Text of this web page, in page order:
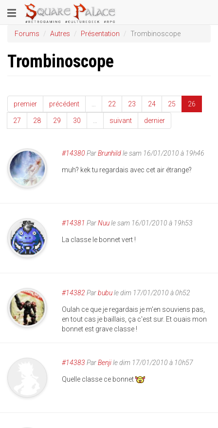
au
contenu
principal
Toggle
navigation
Forums Autres Présentation Trombinoscope
Trombinoscope
premier précédent 22 23 24 25 26
27 28 29 30 suivant dernier
#14380 ParBrunhildle sam 16/01/2010 à 19h46
muh? kek tu regardais avec cet air étrange?
#14381 ParNuule sam 16/01/2010 à 19h53
La classe le bonnet vert !
#14382 Parbubule dim 17/01/2010 à 0h52
Oulah ce que je regardais je m'en souviens pas,
en tout cas je baillais, ça c'est sur. Et ouais mon
bonnet est grave classe !
#14383 ParBenjile dim 17/01/2010 à 10h57
Quelle classe ce bonnet